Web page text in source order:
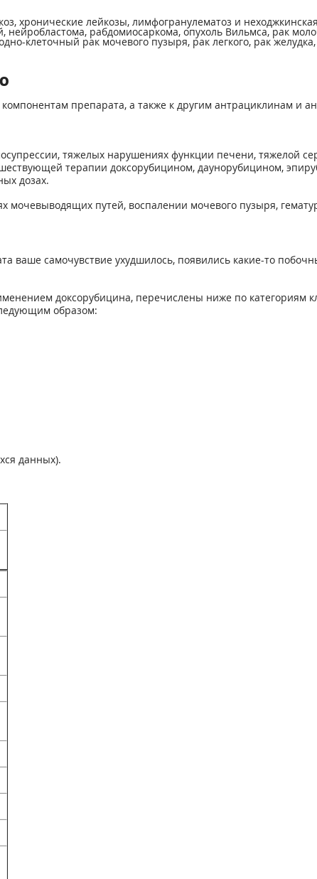
хронические лейкозы, лимфогранулематоз и
нейробластома, рабдомиосаркома, опухоль Вильмса, рак
клеточный рак мочевого пузыря, рак легкого, рак
препарата, а также к другим антрациклинам и
тяжелых нарушениях функции печени, тяжелой
терапии доксорубицином, даунорубицином,
дозах.
путей, воспалении мочевого пузыря,
самочувствие ухудшилось, появились какие-то
доксорубицина, перечислены ниже по категориям
образом:
данных).